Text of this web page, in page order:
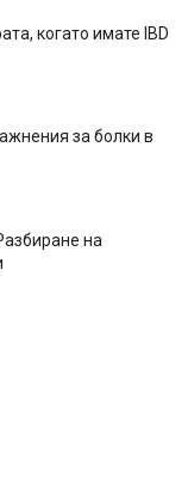
когато имате IBD
за болки в
на